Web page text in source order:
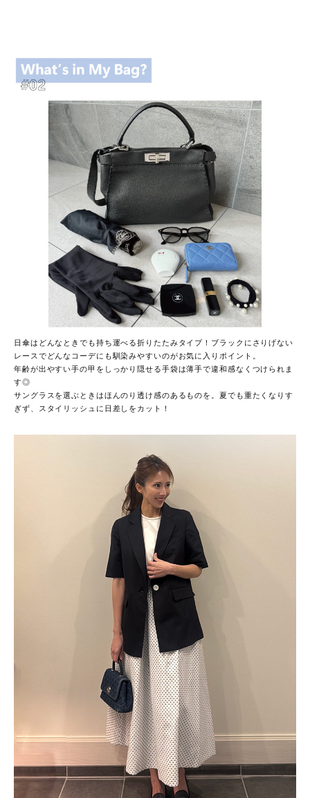
日傘はどんなときでも持ち運べる折りたたみタイプ！ブラックにさりげない
レースでどんなコーデにも馴染みやすいのがお気に入りポイント。
年齢が出やすい手の甲をしっかり隠せる手袋は薄手で違和感なくつけられま
す◎
サングラスを選ぶときはほんのり透け感のあるものを。夏でも重たくなりす
ぎず、スタイリッシュに日差しをカット！